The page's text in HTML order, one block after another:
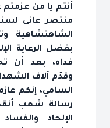
أنتم يا من
منتصر عانى
الشاهنشاهية
بفضل الرعاية
فداه، بعد أن
وقدّم آلاف
السامي، إنكم
رسالة شعب
الإلحاد